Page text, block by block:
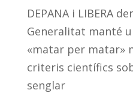
DEPANA i LIBERA
Generalitat manté
«matar per matar»
criteris científics
senglar